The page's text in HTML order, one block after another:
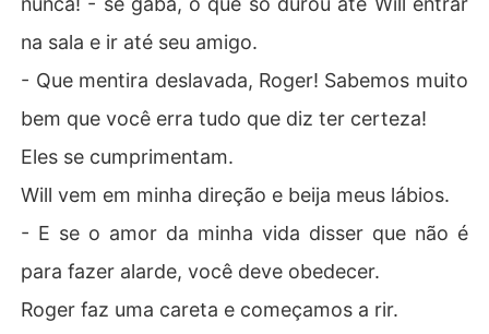
na sala e ir até seu amigo.
- Que mentira deslavada, Roger! Sabemos muito
bem que você erra tudo que diz ter certeza!
Eles se cumprimentam.
Will vem em minha direção e beija meus lábios.
- E se o amor da minha vida disser que não é
para fazer alarde, você deve obedecer.
Roger faz uma careta e começamos a rir.